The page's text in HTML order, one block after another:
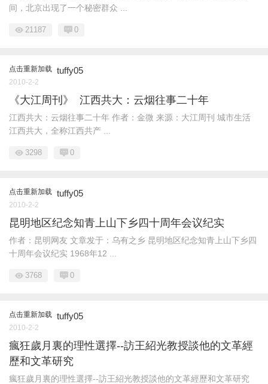
间，北京出现了一个秘密群众 ...
21187 0
点击重新加载 tuffy05
2010-2-2
《大江周刊》 江西共大：云烟往事二十年
江西共大：云烟往事二十年 作者：金微 来源：大江周刊 城市生活
江西共大，全称江西共产 ...
3298 0
点击重新加载 tuffy05
2010-2-2
昆明地区纪念知青上山下乡四十周年会议纪实
作者：昆明网友 文章发于：乌有之乡 昆明地区纪念知青上山下乡四
十周年会议纪实 1968年12 ...
3768 0
点击重新加载 tuffy05
2010-2-2
瘋狂歲月裏的理性選擇--訪王紹光教授談他的文革經
歷和文革研究
瘋狂歲月裏的理性選擇--訪王紹光教授談他的文革經歷和文革研究